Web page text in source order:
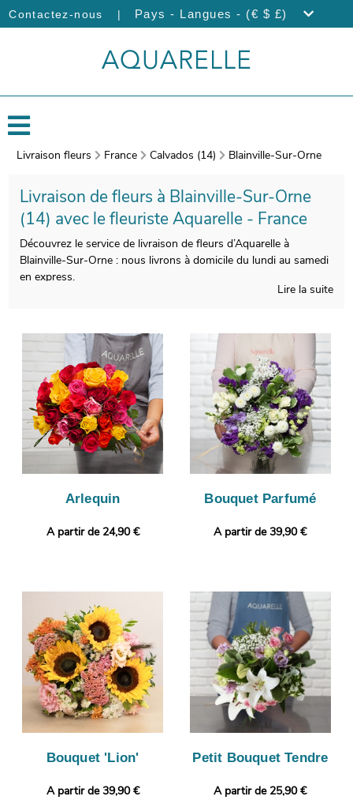
Contactez-nous | Pays - Langues - (€ $ £)
Livraison fleurs France Calvados (14) Blainville-Sur-Orne
Livraison de fleurs à Blainville-Sur-Orne
(14) avec le fleuriste Aquarelle - France
Découvrez le service de livraison de fleurs d’Aquarelle à
Blainville-Sur-Orne : nous livrons à domicile du lundi au samedi
en express.
placé dans un porte-bouquet de transport, spécialement créé
pour cela, nos artisans prendront en photo votre bouquet.
Vous pourrez recevoir ensuite cette image afin que vous
puissiez vérifier votre bouquet. C’est alors que sera organisé
son envoi à Blainville-Sur-Orne. Rendez votre bouquet plus
original encore en ajoutant gratuitement un message
personnalisé, ou une photo imprimée.
Lire la suite
Arlequin
A partir de 24,90 €
Bouquet Parfumé
A partir de 39,90 €
Bouquet 'Lion'
A partir de 39,90 €
Petit Bouquet Tendre
A partir de 25,90 €